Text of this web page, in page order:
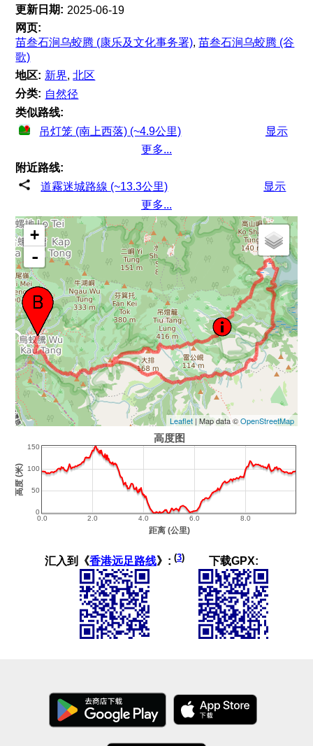
更新日期: 2025-06-19
网页:
苗叁石涧乌蛟腾 (康乐及文化事务署),苗叁石涧乌蛟腾 (谷
歌)
地区: 新界,北区
分类: 自然径
类似路线:
吊灯笼 (南上西落) (~4.9公里)
显示
更多...
附近路线:
道霧迷城路線 (~13.3公里)
显示
更多...
+
-
Leaflet| Map data ©OpenStreetMap
汇入到《香港远足路线》: (3) 下载GPX: